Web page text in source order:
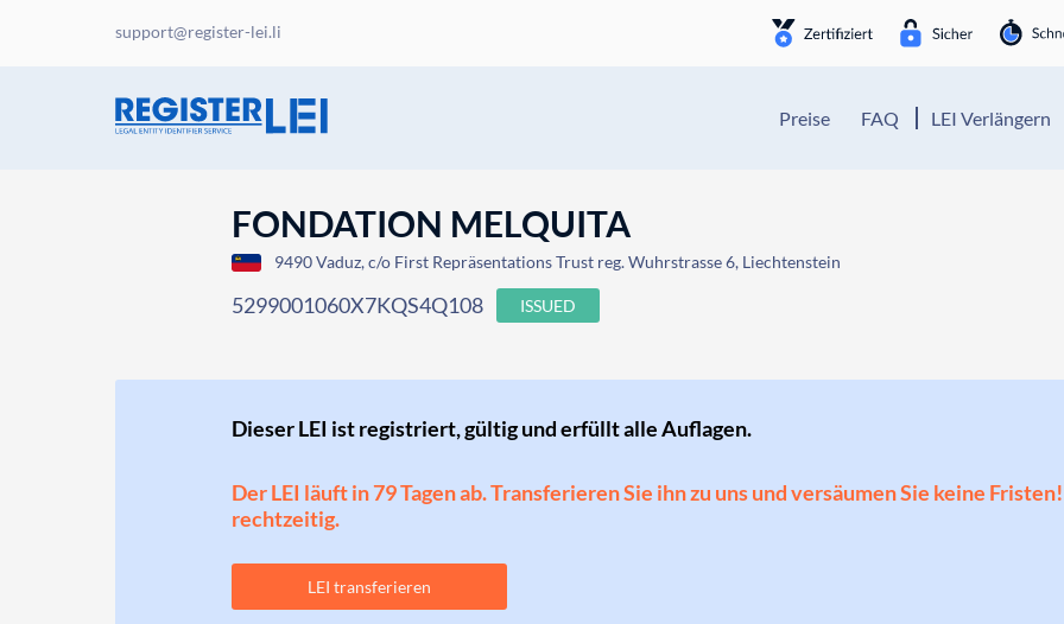
support@register-lei.li
Preise FAQ LEI Verlängern
FONDATION MELQUITA
9490 Vaduz, c/o First Repräsentations Trust reg. Wuhrstrasse 6, Liechtenstein
5299001060X7KQS4Q108 ISSUED
Dieser LEI ist registriert, gültig und erfüllt alle Auflagen.
Der LEI läuft in 79 Tagen ab. Transferieren Sie ihn zu uns und versäumen Sie keine
rechtzeitig.
LEI transferieren